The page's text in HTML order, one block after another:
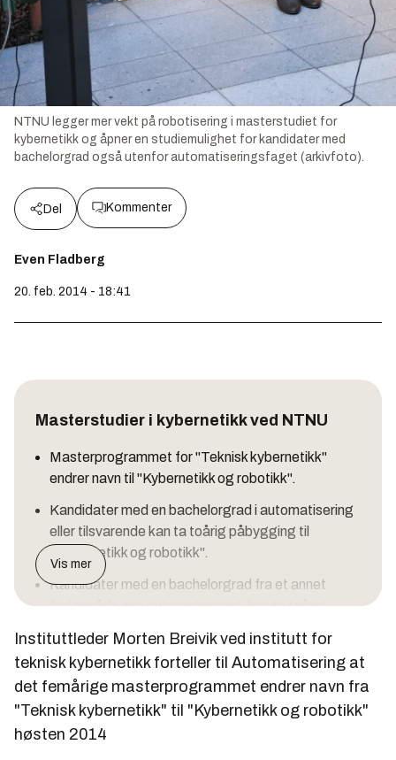
NTNU legger mer vekt på robotisering i masterstudiet for
kybernetikk og åpner en studiemulighet for kandidater med
bachelorgrad også utenfor automatiseringsfaget (arkivfoto).
Del Kommenter
Even Fladberg
20. feb. 2014 - 18:41
Masterstudier i kybernetikk ved NTNU
Masterprogrammet for "Teknisk kybernetikk"
endrer navn til "Kybernetikk og robotikk".
Kandidater med en bachelorgrad i automatisering
eller tilsvarende kan ta toårig påbygging til
"Kybernetikk og robotikk".
Kandidater med en bachelorgrad fra et annet
fagområde enn automatisering, kan ta toårig
kybernetikk”.
Vis mer
Instituttleder Morten Breivik ved institutt for
teknisk kybernetikk forteller til Automatisering at
det femårige masterprogrammet endrer navn fra
"Teknisk kybernetikk" til "Kybernetikk og robotikk"
høsten 2014